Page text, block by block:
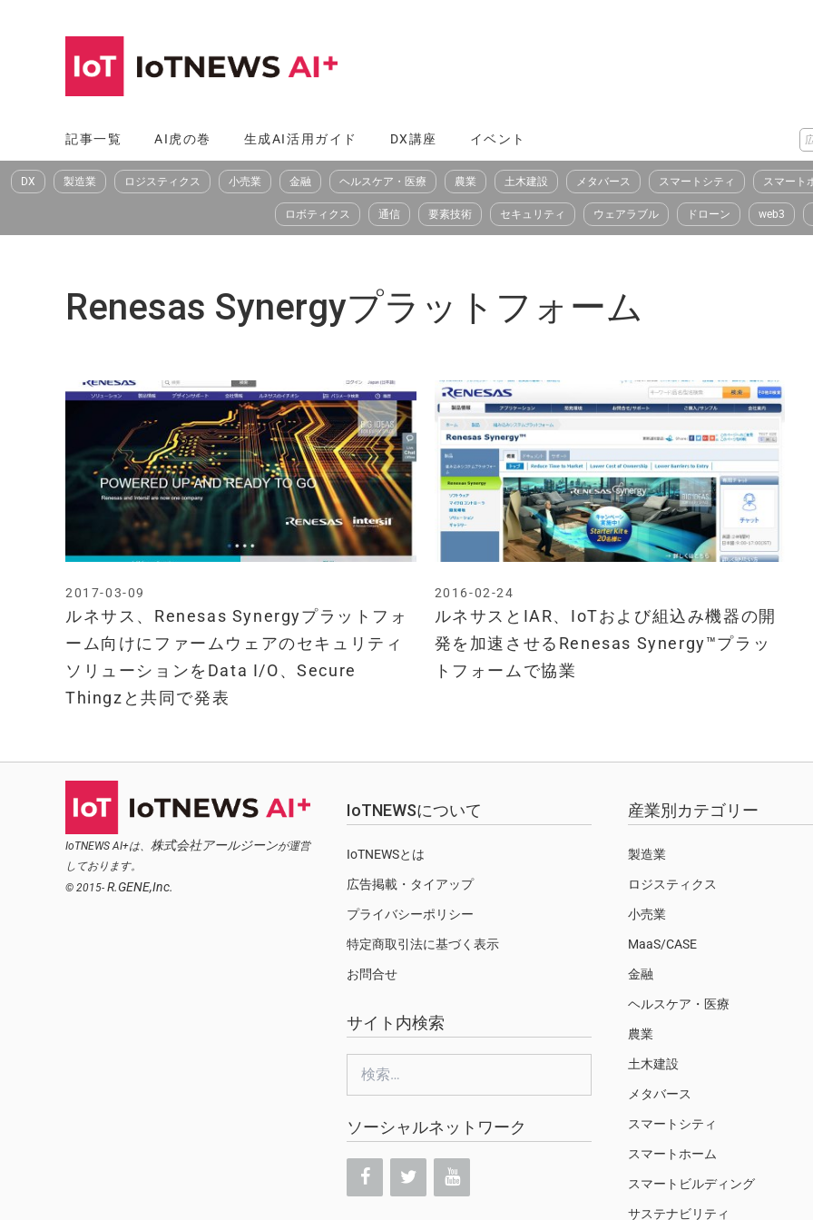
へ
ス
記事一覧 AI虎の巻 生成AI活用ガイド DX講座 イベント
DX 製造業 ロジスティクス 小売業 金融 ヘルスケア・医療 農業 土木建設 メタバース スマートシティ スマート
ロボティクス 通信 要素技術 セキュリティ ウェアラブル ドローン web3
Renesas Synergyプラットフォーム
ルネサス、Renesas Synergyプラットフォ
ーム向けにファームウェアのセキュリティ
ソリューションをData I/O、Secure
Thingzと共同で発表
2017-03-09
ルネサスとIAR、IoTおよび組込み機器の開
発を加速させるRenesas Synergy™プラッ
トフォームで協業
2016-02-24
IoTNEWS AI+は、 株式会社アールジーンが運営
しております。
© 2015- R.GENE,Inc.
IoTNEWSについて
IoTNEWSとは
広告掲載・タイアップ
プライバシーポリシー
特定商取引法に基づく表示
お問合せ
サイト内検索
ソーシャルネットワーク
産業別カテゴリー
製造業
ロジスティクス
小売業
MaaS/CASE
金融
ヘルスケア・医療
農業
土木建設
メタバース
スマートシティ
スマートホーム
スマートビルディング
サステナビリティ